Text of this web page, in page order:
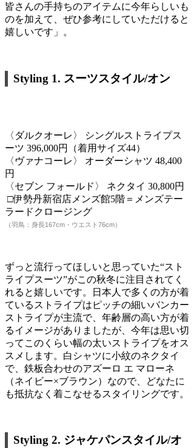
皆さんの手持ちのアイテムに今年らしいも
のを加えて、ぜひ参考にしていただけると
嬉しいです」。
Styling 1. スーツスタイル/オン
〈ダルクオーレ〉 シングルストライプス
ーツ 396,000円（着用サイズ44）
〈ヴァナコーレ〉 オーダーシャツ 48,400
円
〈セブン フォールド〉 ネクタイ 30,800円
□伊勢丹新宿店メンズ館5階＝メンズテー
ラードクロージング
（羽鳥：身長167cm・ウエスト76cm）
ずっと流行ってほしいと思っていた“スト
ライプスーツ”がこの秋冬に注目されてく
れると嬉しいです。日本人で多くの方が着
ているストライプはピッチの細いバンカー
ストライプが主流で、年齢層の高い方が着
るイメージがありましたが、今年は思い切
ってこのくらい幅の太いストライプをオス
スメします。白シャツに小紋のネクタイ
で、鉄板合わせのアズーロ エ マローネ
（ネイビー×ブラウン）なので、どなたに
も抵抗なく着こなせるスタイリングです。
Styling 2. ジャケパンスタイル/オ